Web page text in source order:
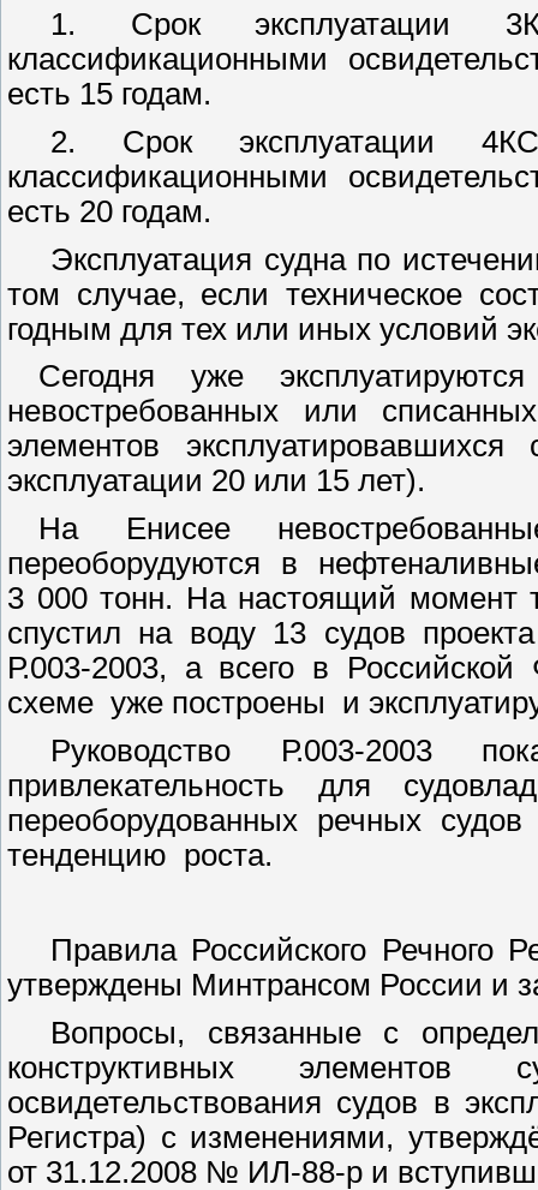
1. Срок эксплуатации
классификационными
есть 15 годам.
2. Срок эксплуатации
классификационными
есть 20 годам.
Эксплуатация судна по
том случае, если техническое
годным для тех или иных условий
Сегодня уже
невостребованных или
элементов
эксплуатации 20 или 15 лет).
На Енисее
переоборудуются в
3 000 тонн. На настоящий момент
спустил на воду 13 судов
Р.003-2003, а всего в
схеме уже построены
и
Руководство Р.003-2003
привлекательность для
переоборудованных речных
тенденцию роста.
Правила Российского Речного
утверждены Минтрансом России и
Вопросы, связанные с
конструктивных элементов
освидетельствования судов в
Регистра) с изменениями,
от 31.12.2008 № ИЛ-88-р и